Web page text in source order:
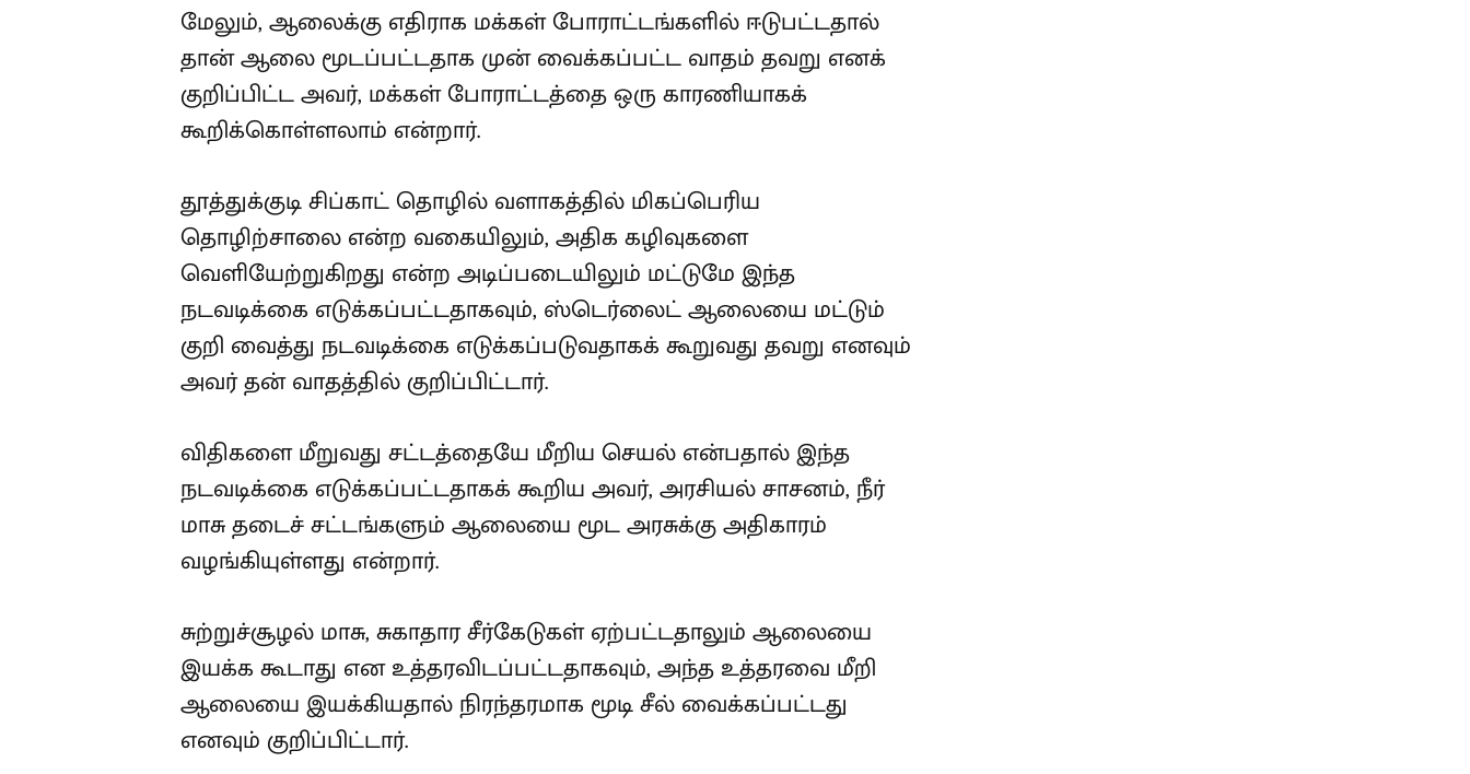
மேலும், ஆலைக்கு எதிராக மக்கள் போராட்டங்களில் ஈடுபட்டதால்
தான் ஆலை மூடப்பட்டதாக முன் வைக்கப்பட்ட வாதம் தவறு எனக்
குறிப்பிட்ட அவர், மக்கள் போராட்டத்தை ஒரு காரணியாகக்
கூறிக்கொள்ளலாம் என்றார்.
தூத்துக்குடி சிப்காட் தொழில் வளாகத்தில் மிகப்பெரிய
தொழிற்சாலை என்ற வகையிலும், அதிக கழிவுகளை
வெளியேற்றுகிறது என்ற அடிப்படையிலும் மட்டுமே இந்த
நடவடிக்கை எடுக்கப்பட்டதாகவும், ஸ்டெர்லைட் ஆலையை மட்டும்
குறி வைத்து நடவடிக்கை எடுக்கப்படுவதாகக் கூறுவது தவறு எனவும்
அவர் தன் வாதத்தில் குறிப்பிட்டார்.
விதிகளை மீறுவது சட்டத்தையே மீறிய செயல் என்பதால் இந்த
நடவடிக்கை எடுக்கப்பட்டதாகக் கூறிய அவர், அரசியல் சாசனம், நீர்
மாசு தடைச் சட்டங்களும் ஆலையை மூட அரசுக்கு அதிகாரம்
வழங்கியுள்ளது என்றார்.
சுற்றுச்சூழல் மாசு, சுகாதார சீர்கேடுகள் ஏற்பட்டதாலும் ஆலையை
இயக்க கூடாது என உத்தரவிடப்பட்டதாகவும், அந்த உத்தரவை மீறி
ஆலையை இயக்கியதால் நிரந்தரமாக மூடி சீல் வைக்கப்பட்டது
எனவும் குறிப்பிட்டார்.